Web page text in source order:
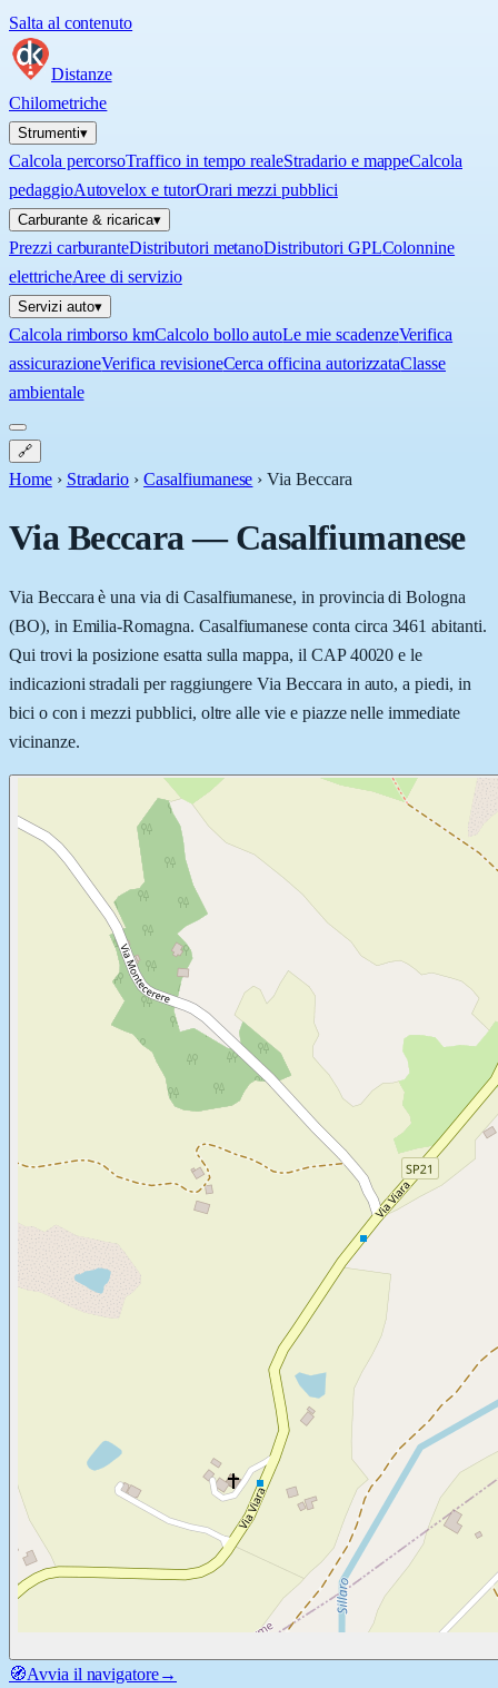
Salta al contenuto
Distanze
Chilometriche
Strumenti▾
Calcola percorsoTraffico in tempo realeStradario e mappeCalcola
pedaggioAutovelox e tutorOrari mezzi pubblici
Carburante & ricarica▾
Prezzi carburanteDistributori metanoDistributori GPLColonnine
elettricheAree di servizio
Servizi auto▾
Calcola rimborso kmCalcolo bollo autoLe mie scadenzeVerifica
assicurazioneVerifica revisioneCerca officina autorizzataClasse
ambientale
🔗
Home › Stradario › Casalfiumanese ›Via Beccara
Via Beccara—Casalfiumanese
Via Beccara è una via di Casalfiumanese, in provincia di Bologna
(BO), in Emilia-Romagna. Casalfiumanese conta circa 3461 abitanti.
Qui trovi la posizione esatta sulla mappa, il CAP 40020 e le
indicazioni stradali per raggiungere Via Beccara in auto, a piedi, in
bici o con i mezzi pubblici, oltre alle vie e piazze nelle immediate
vicinanze.
🧭Avvia il navigatore→